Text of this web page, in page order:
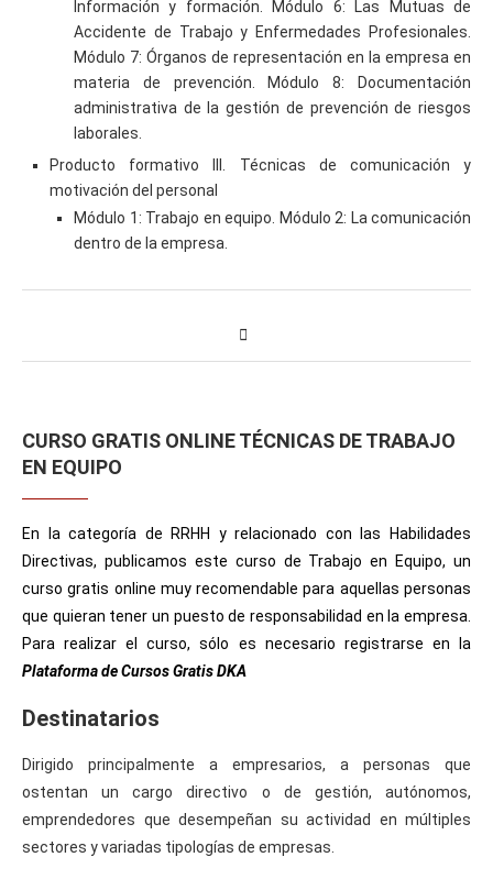
Información y formación. Módulo 6: Las Mutuas de
Accidente de Trabajo y Enfermedades Profesionales.
Módulo 7: Órganos de representación en la empresa en
materia de prevención. Módulo 8: Documentación
administrativa de la gestión de prevención de riesgos
laborales.
Producto formativo III. Técnicas de comunicación y
motivación del personal
Módulo 1: Trabajo en equipo. Módulo 2: La comunicación
dentro de la empresa.
CURSO GRATIS ONLINE TÉCNICAS DE TRABAJO
EN EQUIPO
En la categoría de RRHH y relacionado con las Habilidades
Directivas, publicamos este curso de Trabajo en Equipo, un
curso gratis online muy recomendable para aquellas personas
que quieran tener un puesto de responsabilidad en la empresa.
Para realizar el curso, sólo es necesario registrarse en la
Plataforma de Cursos Gratis DKA
Destinatarios
Dirigido principalmente a empresarios, a personas que
ostentan un cargo directivo o de gestión, autónomos,
emprendedores que desempeñan su actividad en múltiples
sectores y variadas tipologías de empresas.